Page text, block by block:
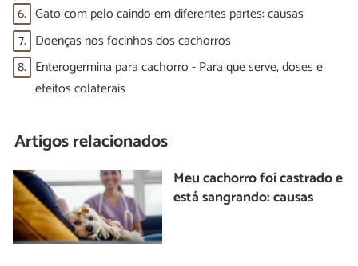
6. Gato com pelo caindo em diferentes partes: causas
7. Doenças nos focinhos dos cachorros
8. Enterogermina para cachorro - Para que serve, doses e
efeitos colaterais
Artigos relacionados
Meu cachorro foi castrado e
está sangrando: causas